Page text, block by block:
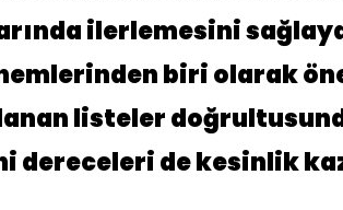
ilerlemesini
biri olarak öne
listeler
dereceleri de kesinlik